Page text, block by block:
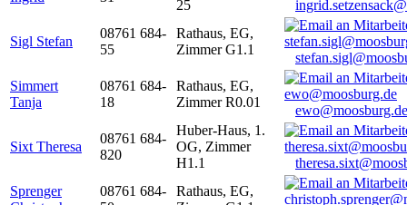
25
Sigl Stefan
08761 684-
55
Rathaus, EG,
Zimmer G1.1
Simmert
Tanja
08761 684-
18
Rathaus, EG,
Zimmer R0.01
ewo@moosburg.de
Sixt Theresa
08761 684-
820
Huber-Haus, 1.
OG, Zimmer
H1.1
Sprenger
08761 684-
Rathaus, EG,